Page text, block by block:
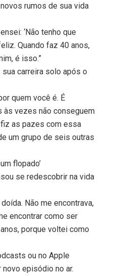
rumos de sua vida
‘Não tenho que
Quando faz 40 anos,
é isso.”
carreira solo após o
quem você é. É
às vezes não conseguem
fiz as pazes com essa
um grupo de seis outras
flopado’
se redescobrir na vida
Não me encontrava,
encontrar como ser
porque voltei como
ou no Apple
episódio no ar.